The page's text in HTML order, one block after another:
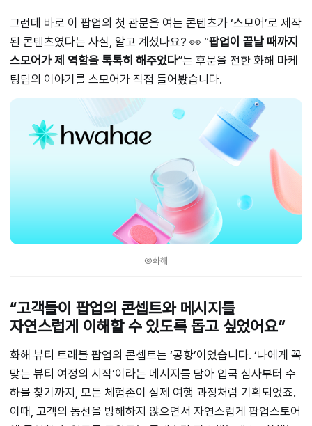
그런데 바로 이 팝업의 첫 관문을 여는 콘텐츠가 ‘스모어’로 제작
된 콘텐츠였다는 사실, 알고 계셨나요? 👀 “팝업이 끝날 때까지
스모어가 제 역할을 톡톡히 해주었다”는 후문을 전한 화해 마케
팅팀의 이야기를 스모어가 직접 들어봤습니다.
Ⓒ화해
“고객들이 팝업의 콘셉트와 메시지를
자연스럽게 이해할 수 있도록 돕고 싶었어요”
화해 뷰티 트래블 팝업의 콘셉트는 ‘공항’이었습니다. ‘나에게 꼭
맞는 뷰티 여정의 시작’이라는 메시지를 담아 입국 심사부터 수
하물 찾기까지, 모든 체험존이 실제 여행 과정처럼 기획되었죠.
이때, 고객의 동선을 방해하지 않으면서 자연스럽게 팝업스토어